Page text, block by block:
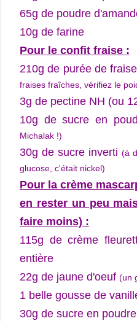
65g de poudre
10g de farine
Pour le confit fraise :
210g de purée de fraise
fraises fraîches, vérifiez le
3g de pectine NH (ou
10g de sucre en
Michalak !)
30g de sucre inverti (à
glucose, c'était nickel)
Pour la crème
en rester un peu
faire moins) :
115g de crème
entière
22g de jaune d'oeuf (un
1 belle gousse de
30g de sucre en poudre